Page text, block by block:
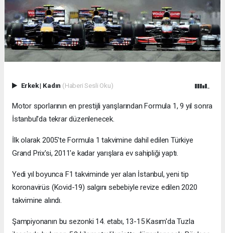
Erkek| Kadın (Haberi Sesli Oku)
Motor sporlarının en prestijli yarışlarından Formula 1, 9 yıl sonra
İstanbul'da tekrar düzenlenecek.
İlk olarak 2005'te Formula 1 takvimine dahil edilen Türkiye
Grand Prix'si, 2011'e kadar yarışlara ev sahipliği yaptı.
Yedi yıl boyunca F1 takviminde yer alan İstanbul, yeni tip
koronavirüs (Kovid-19) salgını sebebiyle revize edilen 2020
takvimine alındı.
Şampiyonanın bu sezonki 14. etabı, 13-15 Kasım'da Tuzla